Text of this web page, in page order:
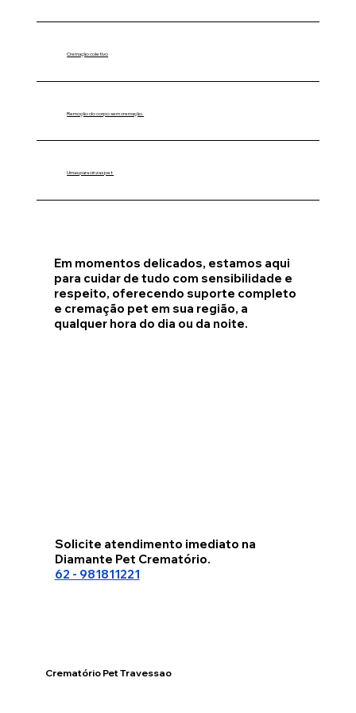
Cremação coletivo
Remoção do corpo sem cremação.
Urnas para cinzas pet
Em momentos delicados, estamos aqui
para cuidar de tudo com sensibilidade e
respeito, oferecendo suporte completo
e cremação pet em sua região, a
qualquer hora do dia ou da noite.
Solicite atendimento imediato na
Diamante Pet Crematório.
62 - 981811221
Crematório Pet Travessao